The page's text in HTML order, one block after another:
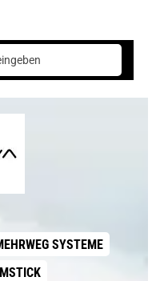
OXVA Slimstick
SYSTEME